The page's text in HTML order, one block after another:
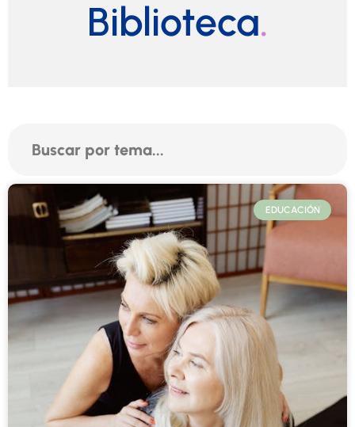
Biblioteca.
Buscar por tema...
EDUCACIÓN
PagePagePagePagePage Page